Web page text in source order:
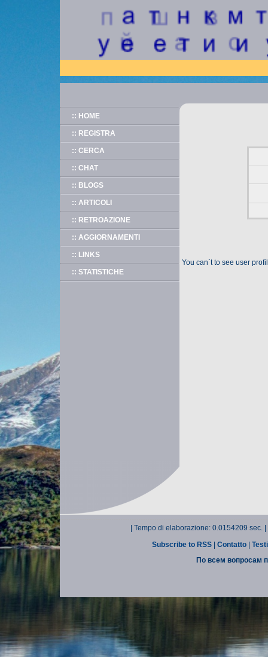
:: HOME
:: REGISTRA
:: CERCA
:: CHAT
:: BLOGS
:: ARTICOLI
:: RETROAZIONE
:: AGGIORNAMENTI
:: LINKS
:: STATISTICHE
You can`t to see user
| Tempo di elaborazione: 0.0154209 sec. |
Subscribe to RSS
Contatto
По всем вопросам